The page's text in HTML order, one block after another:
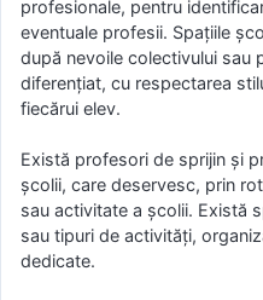
profesionale, pentru
eventuale profesii. Spațiile
după nevoile colectivului sau
diferențiat, cu respectarea
fiecărui elev.
Există profesori de sprijin și
școlii, care deservesc, prin
sau activitate a școlii. Există
sau tipuri de activități,
dedicate.